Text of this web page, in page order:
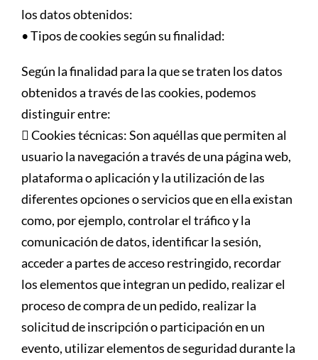
los datos obtenidos:
• Tipos de cookies según su finalidad:
Según la finalidad para la que se traten los datos
obtenidos a través de las cookies, podemos
distinguir entre:
 Cookies técnicas: Son aquéllas que permiten al
usuario la navegación a través de una página web,
plataforma o aplicación y la utilización de las
diferentes opciones o servicios que en ella existan
como, por ejemplo, controlar el tráfico y la
comunicación de datos, identificar la sesión,
acceder a partes de acceso restringido, recordar
los elementos que integran un pedido, realizar el
proceso de compra de un pedido, realizar la
solicitud de inscripción o participación en un
evento, utilizar elementos de seguridad durante la